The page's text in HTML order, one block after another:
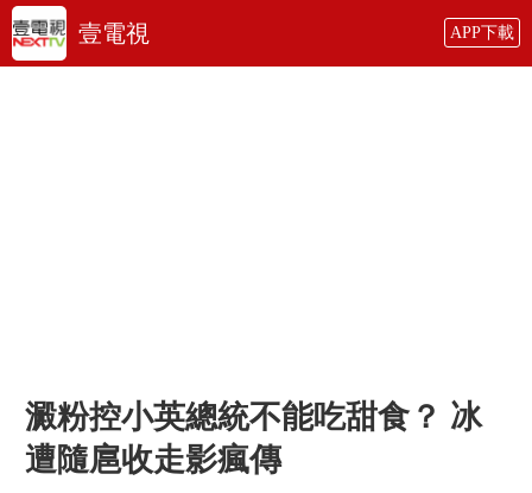
壹電視 APP下載
澱粉控小英總統不能吃甜食？ 冰
遭隨扈收走影瘋傳